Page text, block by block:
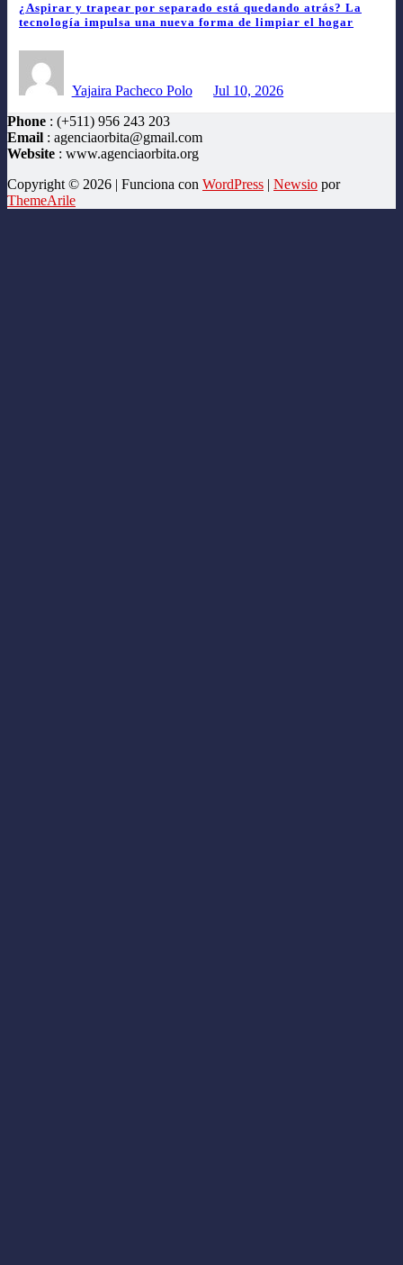
¿Aspirar y trapear por separado está quedando atrás? La
tecnología impulsa una nueva forma de limpiar el hogar
Yajaira Pacheco Polo
Jul 10, 2026
Phone : (+511) 956 243 203
Email : agenciaorbita@gmail.com
Website : www.agenciaorbita.org
Copyright © 2026 | Funciona con WordPress | Newsio por
ThemeArile